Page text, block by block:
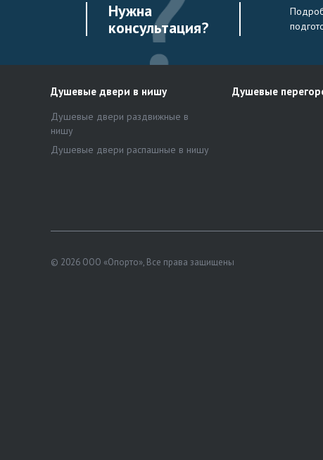
Нужна
консультация?
Душевые двери в нишу
Душевые двери раздвижные в
нишу
Душевые двери распашные в нишу
Душевые
© 2026 ООО «Опорто», Все права защищены